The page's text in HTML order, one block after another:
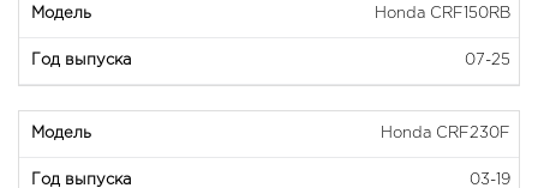
Honda CRF150RB
07-25
Honda CRF230F
03-19